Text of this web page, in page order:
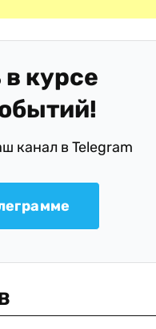
курсе
канал в Telegram